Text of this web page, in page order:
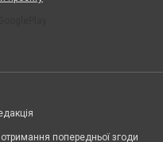
попередньої згоди